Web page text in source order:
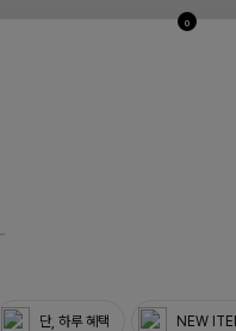
0
단, 하루 혜택 NEW